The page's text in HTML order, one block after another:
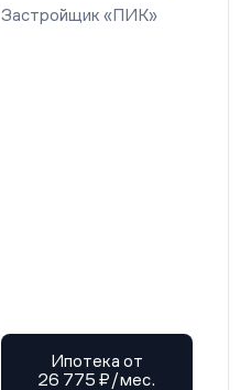
Застройщик «ПИК»
Ипотека от
26 775 ₽/мес.